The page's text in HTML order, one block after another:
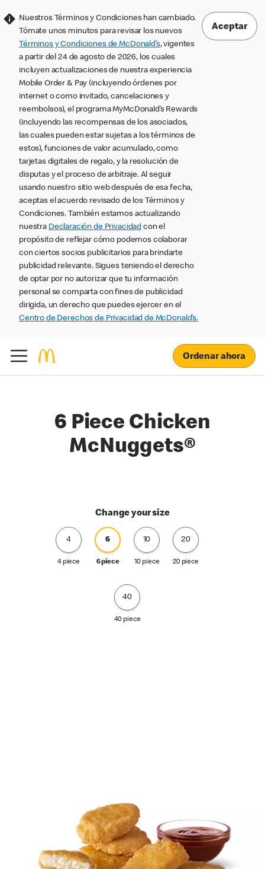
Nuestros Términos y Condiciones han cambiado.
Tómate unos minutos para revisar los nuevos
Términos y Condiciones de McDonald’s, vigentes
a partir del 24 de agosto de 2026, los cuales
incluyen actualizaciones de nuestra experiencia
Mobile Order & Pay (incluyendo órdenes por
internet o como invitado, cancelaciones y
reembolsos), el programa MyMcDonald’s Rewards
(incluyendo las recompensas de los asociados,
las cuales pueden estar sujetas a los términos de
estos), funciones de valor acumulado, como
tarjetas digitales de regalo, y la resolución de
disputas y el proceso de arbitraje. Al seguir
usando nuestro sitio web después de esa fecha,
aceptas el acuerdo revisado de los Términos y
Condiciones. También estamos actualizando
nuestra Declaración de Privacidad con el
propósito de reflejar cómo podemos colaborar
con ciertos socios publicitarios para brindarte
publicidad relevante. Sigues teniendo el derecho
de optar por no autorizar que tu información
personal se comparta con fines de publicidad
dirigida, un derecho que puedes ejercer en el
Centro de Derechos de Privacidad de McDonald’s.
Aceptar
Ordenar ahora
6 Piece Chicken
McNuggets®
Change your size
4
4 piece
6
6 piece
10
10 piece
20
20 piece
40
40 piece